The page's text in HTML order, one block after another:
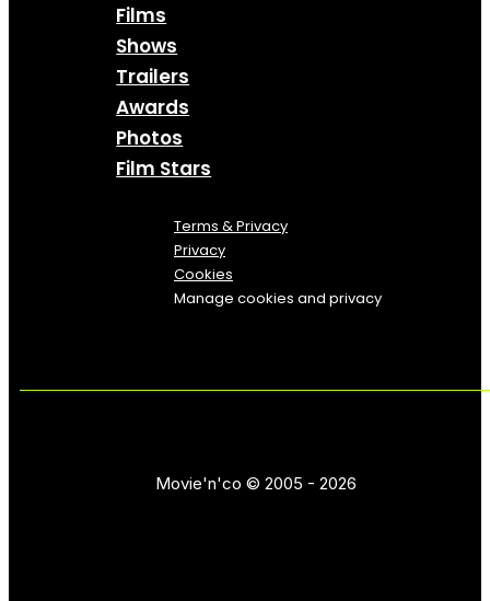
Films
Shows
Trailers
Awards
Photos
Film Stars
Terms & Privacy
Privacy
Cookies
Manage cookies and privacy
Movie'n'co © 2005 - 2026